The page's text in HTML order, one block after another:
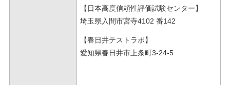
【日本高度信頼性評価試験センター】
埼玉県入間市宮寺4102 番142
【春日井テストラボ】
愛知県春日井市上条町3-24-5